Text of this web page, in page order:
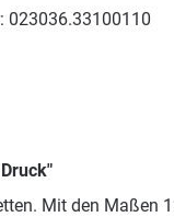
023036.33100110
Mit den Maßen